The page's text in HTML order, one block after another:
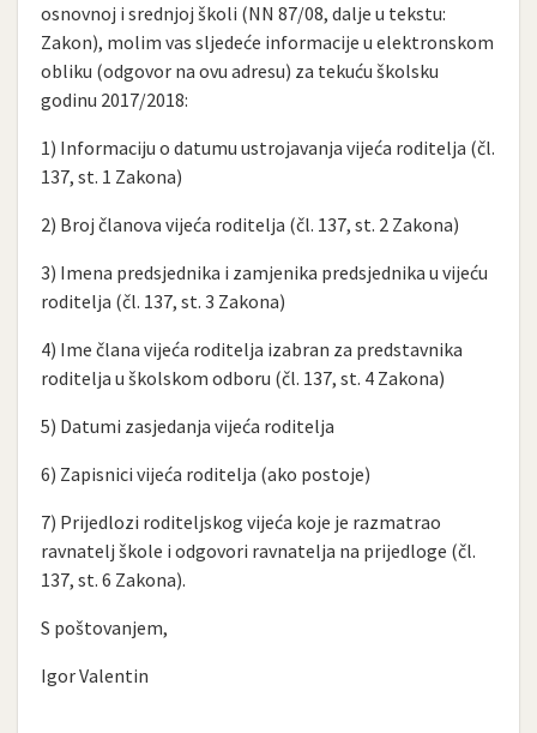
osnovnoj i srednjoj školi (NN 87/08, dalje u tekstu:
Zakon), molim vas sljedeće informacije u elektronskom
obliku (odgovor na ovu adresu) za tekuću školsku
godinu 2017/2018:
1) Informaciju o datumu ustrojavanja vijeća roditelja (čl.
137, st. 1 Zakona)
2) Broj članova vijeća roditelja (čl. 137, st. 2 Zakona)
3) Imena predsjednika i zamjenika predsjednika u vijeću
roditelja (čl. 137, st. 3 Zakona)
4) Ime člana vijeća roditelja izabran za predstavnika
roditelja u školskom odboru (čl. 137, st. 4 Zakona)
5) Datumi zasjedanja vijeća roditelja
6) Zapisnici vijeća roditelja (ako postoje)
7) Prijedlozi roditeljskog vijeća koje je razmatrao
ravnatelj škole i odgovori ravnatelja na prijedloge (čl.
137, st. 6 Zakona).
S poštovanjem,
Igor Valentin